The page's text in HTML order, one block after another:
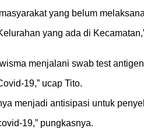
yang belum
yang ada di
menjalani swab test
19,” ucap Tito.
menjadi antisipasi untuk
19,” pungkasnya.